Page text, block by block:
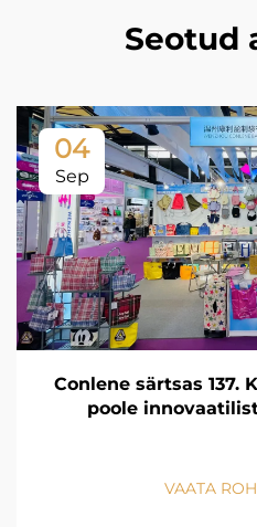
Seotud
04
Sep
Conlene särtsas 137.
poole
VAATA